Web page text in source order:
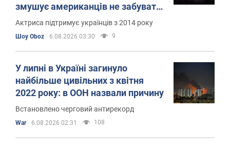
змушує американців не забувати
про війну
Актриса підтримує українців з 2014 року
Шоу Oboz 6.08.2026 03:30 9
У липні в Україні загинуло
найбільше цивільних з квітня
2022 року: в ООН назвали причину
Встановлено черговий антирекорд
War 6.08.2026 02:31 108